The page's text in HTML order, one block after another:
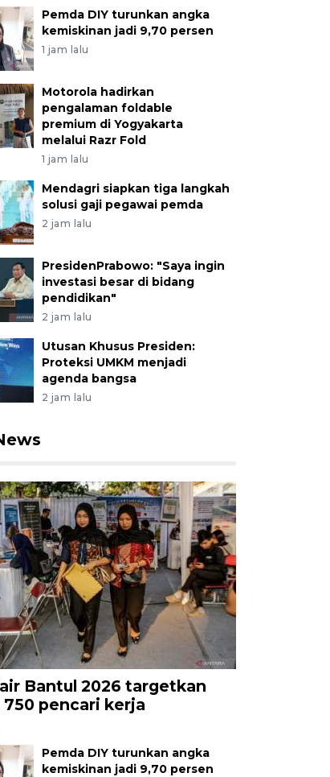
Pemda DIY turunkan angka
kemiskinan jadi 9,70 persen
1 jam lalu
Motorola hadirkan
pengalaman foldable
premium di Yogyakarta
melalui Razr Fold
1 jam lalu
Mendagri siapkan tiga langkah
solusi gaji pegawai pemda
2 jam lalu
PresidenPrabowo: "Saya ingin
investasi besar di bidang
pendidikan"
2 jam lalu
Utusan Khusus Presiden:
Proteksi UMKM menjadi
agenda bangsa
2 jam lalu
Bantul 2026 targetkan
750 pencari kerja
Pemda DIY turunkan angka
kemiskinan jadi 9,70 persen